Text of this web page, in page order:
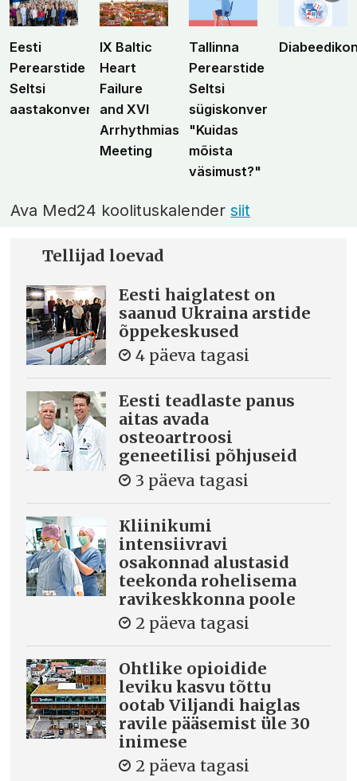
Eesti
Perearstide
Seltsi
aastakonverents
IX Baltic
Heart
Failure
and XVI
Arrhythmias
Meeting
Tallinna
Perearstide
Seltsi
sügiskonverents
"Kuidas
mõista
väsimust?"
Ava Med24 koolituskalendersiit
Tellijad loevad
Eesti haiglatest on
saanud Ukraina arstide
õppekeskused
4 päeva tagasi
Eesti teadlaste panus
aitas avada
osteoartroosi
geneetilisi põhjuseid
3 päeva tagasi
Kliinikumi
intensiivravi
osakonnad alustasid
teekonda rohelisema
ravikeskkonna poole
2 päeva tagasi
Ohtlike opioidide
leviku kasvu tõttu
ootab Viljandi haiglas
ravile pääsemist üle 30
inimese
2 päeva tagasi